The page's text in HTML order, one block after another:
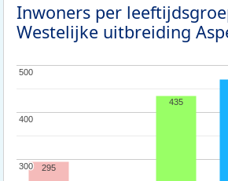
Inwoners per
Westelijke uitbreiding
300
300
400
400
500
500
295
435